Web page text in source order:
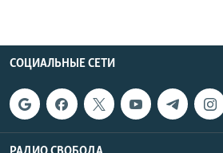
СОЦИАЛЬНЫЕ СЕТИ